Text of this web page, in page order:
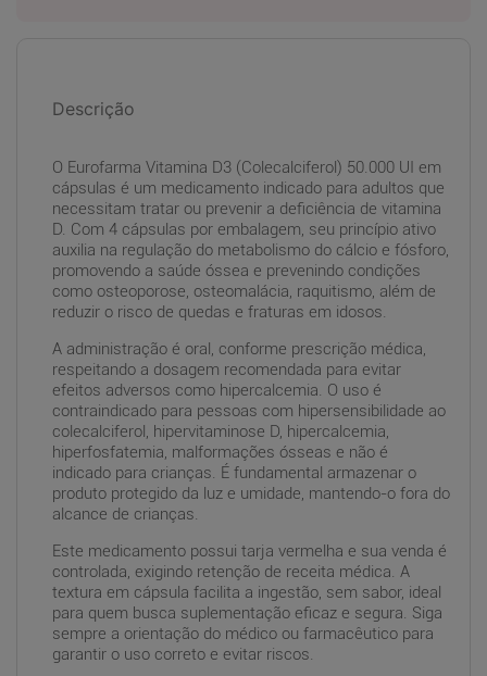
Descrição
O Eurofarma Vitamina D3 (Colecalciferol) 50.000 UI em
cápsulas é um medicamento indicado para adultos que
necessitam tratar ou prevenir a deficiência de vitamina
D. Com 4 cápsulas por embalagem, seu princípio ativo
auxilia na regulação do metabolismo do cálcio e fósforo,
promovendo a saúde óssea e prevenindo condições
como osteoporose, osteomalácia, raquitismo, além de
reduzir o risco de quedas e fraturas em idosos.
A administração é oral, conforme prescrição médica,
respeitando a dosagem recomendada para evitar
efeitos adversos como hipercalcemia. O uso é
contraindicado para pessoas com hipersensibilidade ao
colecalciferol, hipervitaminose D, hipercalcemia,
hiperfosfatemia, malformações ósseas e não é
indicado para crianças. É fundamental armazenar o
produto protegido da luz e umidade, mantendo-o fora do
alcance de crianças.
Este medicamento possui tarja vermelha e sua venda é
controlada, exigindo retenção de receita médica. A
textura em cápsula facilita a ingestão, sem sabor, ideal
para quem busca suplementação eficaz e segura. Siga
sempre a orientação do médico ou farmacêutico para
garantir o uso correto e evitar riscos.